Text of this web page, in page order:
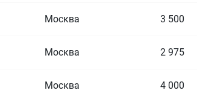
Москва 3 500
Москва 2 975
Москва 4 000